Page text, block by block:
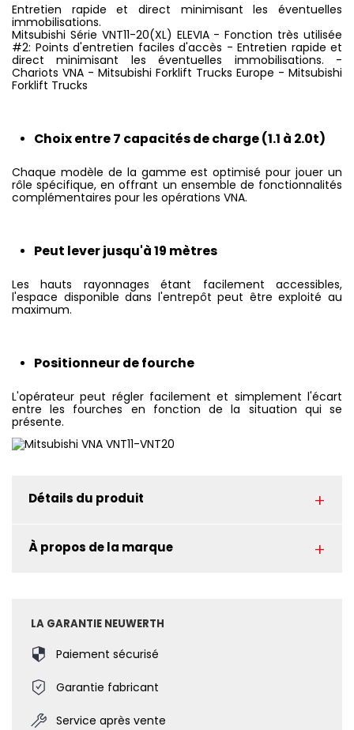
Entretien rapide et direct minimisant les éventuelles
immobilisations.
Mitsubishi Série VNT11-20(XL) ELEVIA - Fonction très utilisée
#2: Points d'entretien faciles d'accès - Entretien rapide et
direct minimisant les éventuelles immobilisations. -
Chariots VNA - Mitsubishi Forklift Trucks Europe - Mitsubishi
Forklift Trucks
Choix entre 7 capacités de charge (1.1 à 2.0t)
Chaque modèle de la gamme est optimisé pour jouer un
rôle spécifique, en offrant un ensemble de fonctionnalités
complémentaires pour les opérations VNA.
Peut lever jusqu'à 19 mètres
Les hauts rayonnages étant facilement accessibles,
l'espace disponible dans l'entrepôt peut être exploité au
maximum.
Positionneur de fourche
L'opérateur peut régler facilement et simplement l'écart
entre les fourches en fonction de la situation qui se
présente.
Détails du produit
À propos de la marque
LA GARANTIE NEUWERTH
Paiement sécurisé
Garantie fabricant
Service après vente